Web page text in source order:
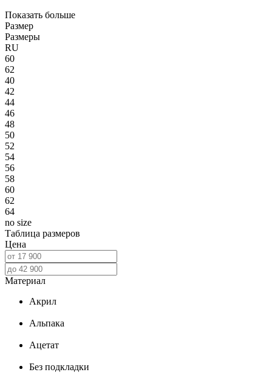
Показать больше
Размер
Размеры
RU
60
62
40
42
44
46
48
50
52
54
56
58
60
62
64
no size
Таблица размеров
Цена
Материал
Акрил
Альпака
Ацетат
Без подкладки